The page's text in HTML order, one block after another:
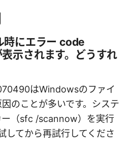
時にエラー code
示されます。どうすれ
はWindowsのファイ
のことが多いです。システ
ー（sfc /scannow）を実行
してから再試行してくださ